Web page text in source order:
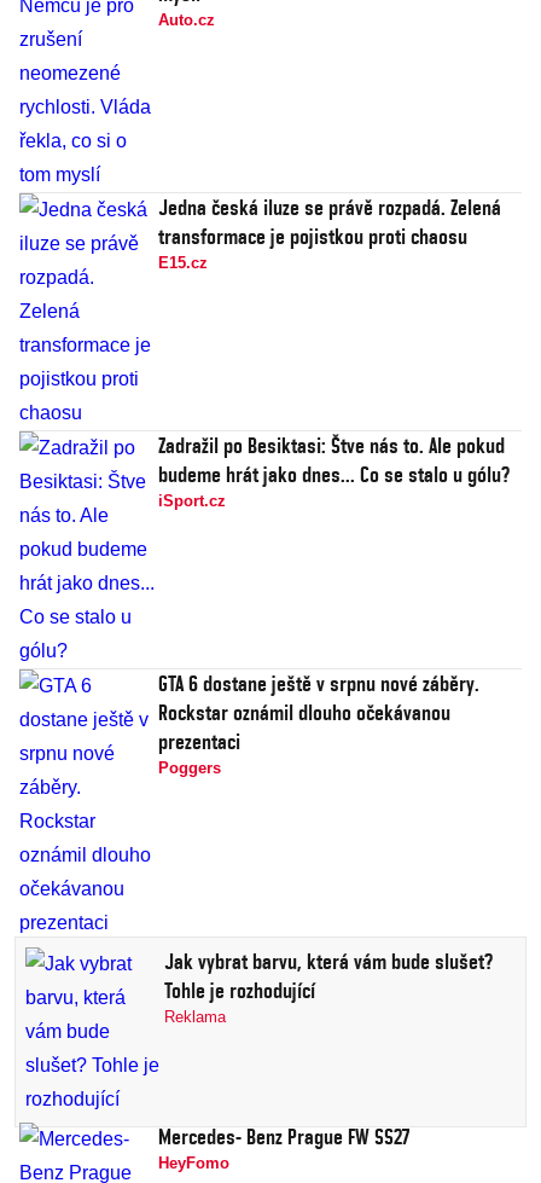
Auto.cz
Jedna česká iluze se právě rozpadá. Zelená
transformace je pojistkou proti chaosu
E15.cz
Zadražil po Besiktasi: Štve nás to. Ale pokud
budeme hrát jako dnes... Co se stalo u gólu?
iSport.cz
GTA 6 dostane ještě v srpnu nové záběry.
Rockstar oznámil dlouho očekávanou
prezentaci
Poggers
Jak vybrat barvu, která vám bude slušet?
Tohle je rozhodující
Reklama
Mercedes- Benz Prague FW SS27
HeyFomo